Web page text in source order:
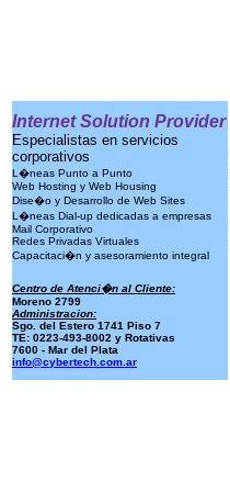
Internet Solution Provider
Especialistas en servicios
corporativos
L�neas Punto a Punto
Web Hosting y Web Housing
Dise�o y Desarrollo de Web Sites
L�neas Dial-up dedicadas a empresas
Mail Corporativo
Redes Privadas Virtuales
Capacitaci�n y asesoramiento integral
Centro de Atenci�n al Cliente:
Moreno 2799
Administracion:
Sgo. del Estero 1741 Piso 7
TE: 0223-493-8002 y Rotativas
7600 - Mar del Plata
info@cybertech.com.ar